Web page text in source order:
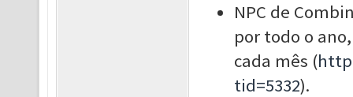
NPC de
por todo o
cada mês (
tid=5332).